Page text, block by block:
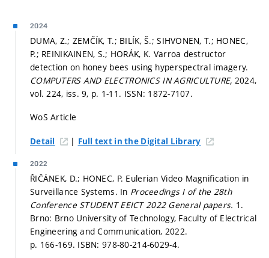
2024
DUMA, Z.; ZEMČÍK, T.; BILÍK, Š.; SIHVONEN, T.; HONEC,
P.; REINIKAINEN, S.; HORÁK, K. Varroa destructor
detection on honey bees using hyperspectral imagery.
COMPUTERS AND ELECTRONICS IN AGRICULTURE, 2024,
vol. 224, iss. 9, p. 1-11. ISSN: 1872-7107.
WoS Article
Detail | Full text in the Digital Library
2022
ŘIČÁNEK, D.; HONEC, P. Eulerian Video Magnification in
Surveillance Systems. In Proceedings I of the 28th
Conference STUDENT EEICT 2022 General papers. 1.
Brno: Brno University of Technology, Faculty of Electrical
Engineering and Communication, 2022.
p. 166-169. ISBN: 978-80-214-6029-4.